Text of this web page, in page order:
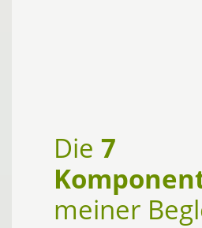
Die 7
meiner